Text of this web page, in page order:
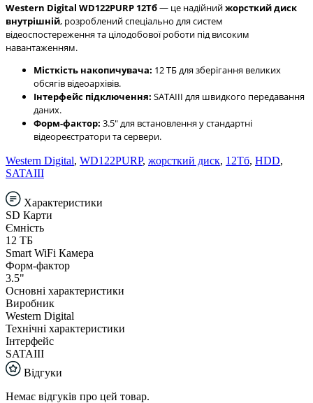
Western Digital WD122PURP 12Тб— це надійнийжорсткий диск
внутрішній, розроблений спеціально для систем
відеоспостереження та цілодобової роботи під високим
навантаженням.
Місткість накопичувача: 12 ТБ для зберігання великих
обсягів відеоархівів.
Інтерфейс підключення: SATAIII для швидкого передавання
даних.
Форм-фактор: 3.5" для встановлення у стандартні
відеореєстратори та сервери.
Western Digital, WD122PURP, жорсткий диск, 12Тб, HDD,
SATAIII
Характеристики
SD Карти
Ємність
12 ТБ
Smart WiFi Камера
Форм-фактор
3.5"
Основні характеристики
Виробник
Western Digital
Технічні характеристики
Інтерфейс
SATAIII
Відгуки
Немає відгуків про цей товар.